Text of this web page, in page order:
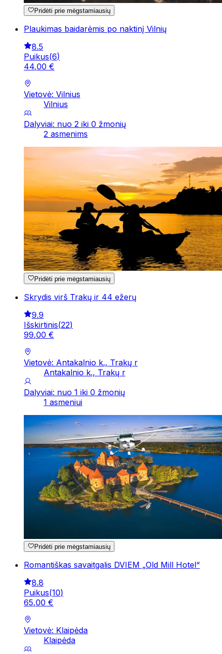
Pridėti prie mėgstamiausių
Plaukimas baidarėmis po naktinį Vilnių
8.5
Puikus(6)
44,00 €
Vietovė: Vilnius
Vilnius
Dalyviai: nuo 2 iki 0 žmonių
2 asmenims
Pridėti prie mėgstamiausių
Skrydis virš Trakų ir 44 ežerų
9.9
Išskirtinis(22)
99,00 €
Vietovė: Antakalnio k., Trakų r
Antakalnio k., Trakų r
Dalyviai: nuo 1 iki 0 žmonių
1 asmeniui
Pridėti prie mėgstamiausių
Romantiškas savaitgalis DVIEM „Old Mill Hotel“
8.8
Puikus(10)
65,00 €
Vietovė: Klaipėda
Klaipėda